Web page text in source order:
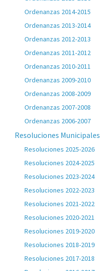
Ordenanzas 2014-2015
Ordenanzas 2013-2014
Ordenanzas 2012-2013
Ordenanzas 2011-2012
Ordenanzas 2010-2011
Ordenanzas 2009-2010
Ordenanzas 2008-2009
Ordenanzas 2007-2008
Ordenanzas 2006-2007
Resoluciones Municipales
Resoluciones 2025-2026
Resoluciones 2024-2025
Resoluciones 2023-2024
Resoluciones 2022-2023
Resoluciones 2021-2022
Resoluciones 2020-2021
Resoluciones 2019-2020
Resoluciones 2018-2019
Resoluciones 2017-2018